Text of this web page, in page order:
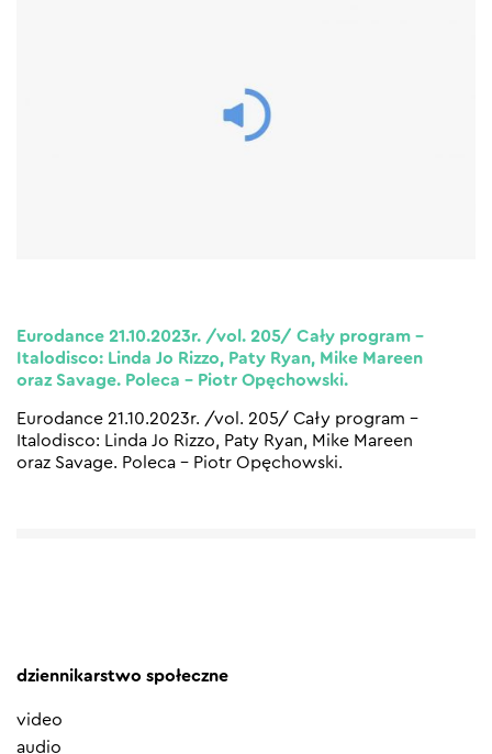
Eurodance 21.10.2023r. /vol. 205/ Cały program –
Italodisco: Linda Jo Rizzo, Paty Ryan, Mike Mareen
oraz Savage. Poleca – Piotr Opęchowski.
Eurodance 21.10.2023r. /vol. 205/ Cały program –
Italodisco: Linda Jo Rizzo, Paty Ryan, Mike Mareen
oraz Savage. Poleca – Piotr Opęchowski.
dziennikarstwo społeczne
video
audio